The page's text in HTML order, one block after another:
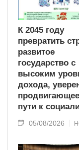
К 2045 году
превратить
развитое
государство с
высоким
дохода,
пути к
05/08/2026